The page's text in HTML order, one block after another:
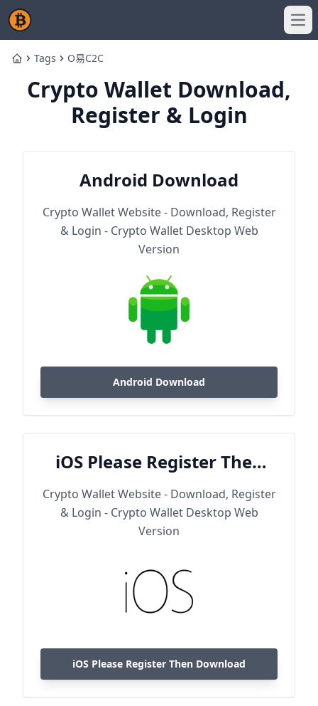
HomeTags O易C2C
Crypto Wallet Download,
Register & Login
Android Download
Crypto Wallet Website - Download, Register
& Login - Crypto Wallet Desktop Web
Version
Android Download
iOS Please Register Then
Download
Crypto Wallet Website - Download, Register
& Login - Crypto Wallet Desktop Web
Version
iOS Please Register Then Download